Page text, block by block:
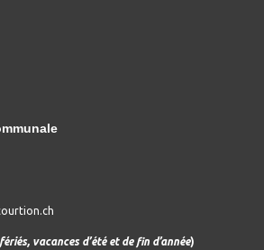
vacances d’été et de fin d’année)